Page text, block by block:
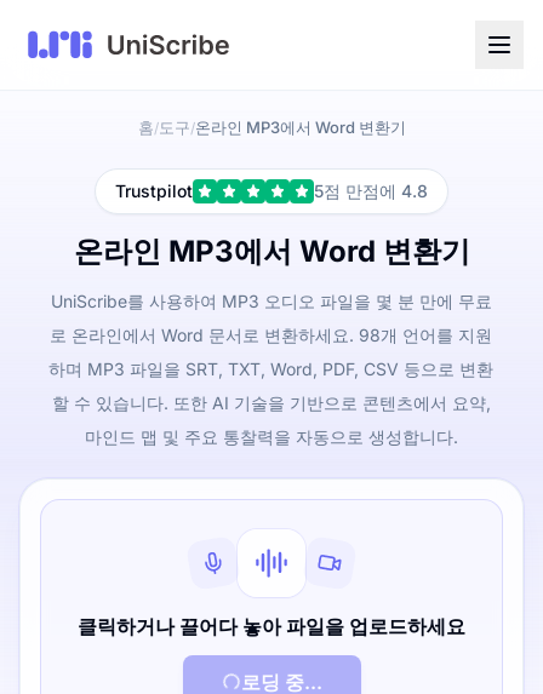
홈/도구/온라인 MP3에서 Word 변환기
Trustpilot 5점 만점에 4.8
온라인 MP3에서 Word 변환기
UniScribe를 사용하여 MP3 오디오 파일을 몇 분 만에 무료
로 온라인에서 Word 문서로 변환하세요. 98개 언어를 지원
하며 MP3 파일을 SRT, TXT, Word, PDF, CSV 등으로 변환
할 수 있습니다. 또한 AI 기술을 기반으로 콘텐츠에서 요약,
마인드 맵 및 주요 통찰력을 자동으로 생성합니다.
클릭하거나 끌어다 놓아 파일을 업로드하세요
로딩 중...